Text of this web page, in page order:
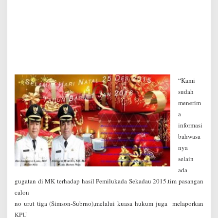
“Kami
sudah
menerim
a
informasi
bahwasa
nya
selain
ada
gugatan di MK terhadap hasil Pemilukada Sekadau 2015.tim pasangan
calon
no urut tiga (Simson-Subrno),melalui kuasa hukum juga melaporkan
KPU